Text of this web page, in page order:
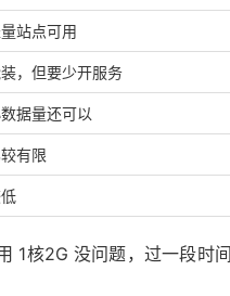
站点可用
，但要少开服务
据量还可以
有限
1核2G 没问题，过一段时